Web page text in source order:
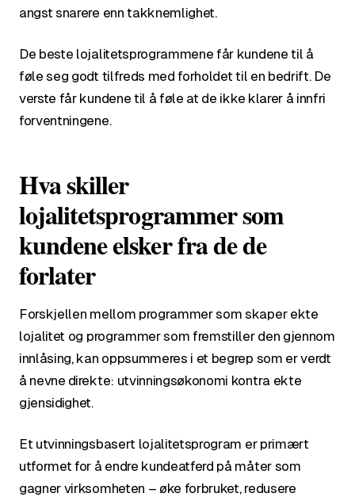
angst snarere enn takknemlighet.
De beste lojalitetsprogrammene får kundene til å
føle seg godt tilfreds med forholdet til en bedrift. De
verste får kundene til å føle at de ikke klarer å innfri
forventningene.
Hva skiller
lojalitetsprogrammer som
kundene elsker fra de de
forlater
Forskjellen mellom programmer som skaper ekte
lojalitet og programmer som fremstiller den gjennom
innlåsing, kan oppsummeres i et begrep som er verdt
å nevne direkte: utvinningsøkonomi kontra ekte
gjensidighet.
Et utvinningsbasert lojalitetsprogram er primært
utformet for å endre kundeatferd på måter som
gagner virksomheten – øke forbruket, redusere